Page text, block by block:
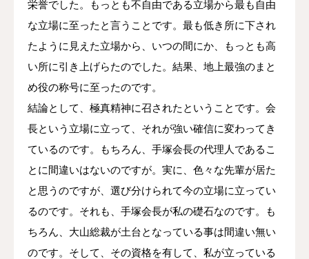
栄誉でした。もっとも不自由である立場から最も自由
な立場に至ったと言うことです。最も低き所に下され
たように見えた立場から、いつの間にか、もっとも高
い所に引き上げらたのでした。結果、地上最強のまと
め役の称号に至ったのです。
結論として、極真精神に召されたということです。会
長という立場に立って、それが強い確信に変わってき
ているのです。もちろん、手塚会長の代理人であるこ
とに間違いはないのですが。実に、色々な先輩が居た
と思うのですが、選び分けられて今の立場に立ってい
るのです。それも、手塚会長が私の礎石なのです。も
ちろん、大山総裁が土台となっている事は間違い無い
のです。そして、その資格を有して、私が立っている